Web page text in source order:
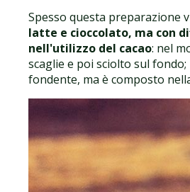
Spesso questa preparazione
latte e cioccolato, ma con
nell'utilizzo del cacao: nel
scaglie e poi sciolto sul
fondente, ma è composto